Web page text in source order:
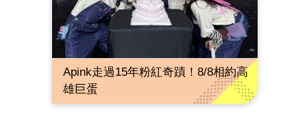
Apink走過15年粉紅奇蹟！8/8相約高
雄巨蛋